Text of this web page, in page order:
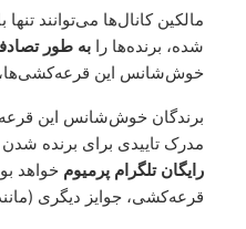
مالکین کانال‌ها می‌توانند تنها
شده، برنده‌ها را به طور
خوش‌شانس این قرعه‌کشی‌ها،
برندگان خوش‌شانس این
مدرک تاییدی برای برنده
رایگان تلگرام پرمیوم خواهد
قرعه‌کشی، جوایز دیگری